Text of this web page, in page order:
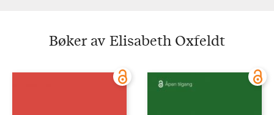
Bøker av Elisabeth Oxfeldt